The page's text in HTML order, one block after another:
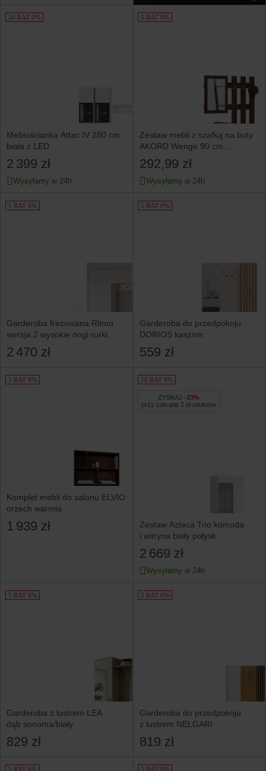
20 RAT 0%
Meblościanka Attac IV 280 cm
biała z LED
2 399 zł
Wysyłamy w 24h
5 RAT 0%
Zestaw mebli z szafką na buty
AKORD Wenge 90 cm
90x25x170 cm
292,99 zł
Wysyłamy w 24h
5 RAT 0%
Garderoba frezowana Ritmo
wersja 2 wysokie nogi rurki
Trinity 02 Cashmere
2 470 zł
5 RAT 0%
Garderoba do przedpokoju
DORIOS kaszmir
559 zł
5 RAT 0%
Komplet mebli do salonu ELVIO
orzech warmia
1 939 zł
20 RAT 0%
ZYSKAJ -33%
przy zakupie 2 produktów
Zestaw Azteca Trio komoda
i witryna biały połysk
2 669 zł
Wysyłamy w 24h
5 RAT 0%
Garderoba z lustrem LEA
dąb sonoma/biały
829 zł
5 RAT 0%
Garderoba do przedpokoju
z lustrem NELGARI
819 zł
5 RAT 0% 5 RAT 0%